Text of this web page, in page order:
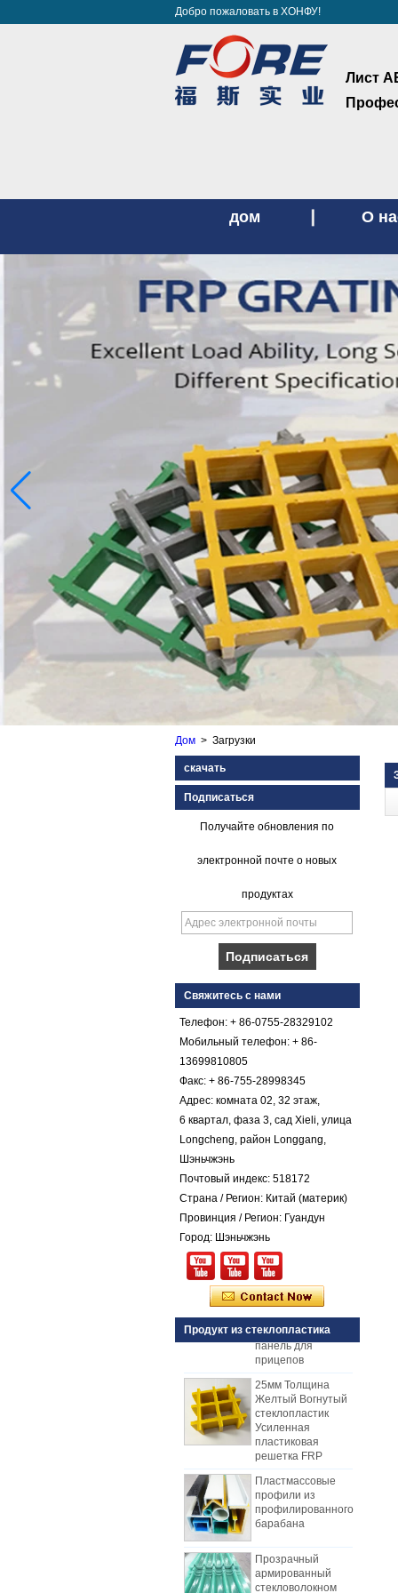
Добро пожаловать в ХОНФУ!
Лист
дом О
Дом> Загрузки
скачать
Подписаться
Получайте обновления по
электронной почте о новых
продуктах
Свяжитесь с нами
Телефон: + 86-0755-28329102
Мобильный телефон: + 86-
13699810805
Факс: + 86-755-28998345
Адрес: комната 02, 32 этаж,
6 квартал, фаза 3, сад Xieli, улица
Longcheng, район Longgang,
Шэньчжэнь
Почтовый индекс: 518172
Страна / Регион: Китай (материк)
Провинция / Регион: Гуандун
Город: Шэньчжэнь
Продукт из стеклопластика
Плавный гель с
коническим
покрытием из
стеклопластика с
армированным
пластиком FRP
коническим
стекловолокнистым
пластиком FRP
Галечный лист
Белый Черный RV
Наружные
изолированные
GRP панели FRP
для продажи
Стеклопластиковая
армированная
пластмасса FRP
PU пенопластовая
композитная
панель для
прицепов
25мм Толщина
Желтый Вогнутый
стеклопластик
Усиленная
пластиковая
решетка FRP
Пластмассовые
профили из
профилированного
барабана
Прозрачный
армированный
стекловолокном
армированный
Как выбрать панели для